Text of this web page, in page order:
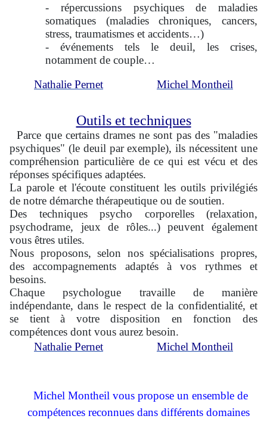
- répercussions psychiques de maladies
somatiques (maladies chroniques, cancers,
stress, traumatismes et accidents…)
- événements tels le deuil, les crises,
notamment de couple…
Nathalie Pernet
Michel Montheil
Outils et techniques
Parce que certains drames ne sont pas des "maladies
psychiques" (le deuil par exemple), ils nécessitent une
compréhension particulière de ce qui est vécu et des
réponses spécifiques adaptées.
La parole et l'écoute constituent les outils privilégiés
de notre démarche thérapeutique ou de soutien.
Des techniques psycho corporelles (relaxation,
psychodrame, jeux de rôles...) peuvent également
vous êtres utiles.
Nous proposons, selon nos spécialisations propres,
des accompagnements adaptés à vos rythmes et
besoins.
Chaque psychologue travaille de manière
indépendante, dans le respect de la confidentialité, et
se tient à votre disposition en fonction des
compétences dont vous aurez besoin.
Nathalie Pernet
Michel Montheil
Michel Montheil vous propose un ensemble de
compétences reconnues dans différents domaines